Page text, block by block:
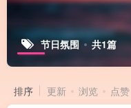
节日氛围 共1篇
排序 更新 浏览 点赞